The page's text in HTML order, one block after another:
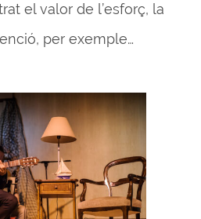
el valor de l’esforç, la
per exemple…